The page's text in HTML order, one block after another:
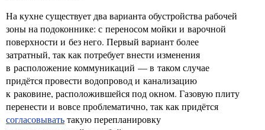
На кухне существует два варианта обустройства рабочей
зоны на подоконнике: с переносом мойки и варочной
поверхности и без него. Первый вариант более
затратный, так как потребует внести изменения
в расположение коммуникаций — в таком случае
придётся провести водопровод и канализацию
к раковине, расположившейся под окном. Газовую плиту
перенести и вовсе проблематично, так как придётся
согласовыватьтакую перепланировку